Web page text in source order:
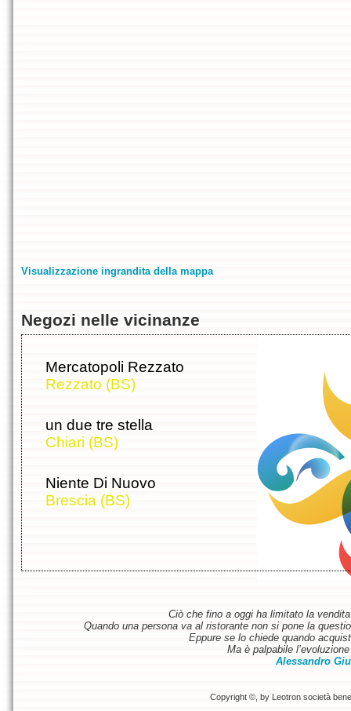
Visualizzazione ingrandita della mappa
Negozi nelle vicinanze
Mercatopoli Rezzato
Rezzato (BS)
un due tre stella
Chiari (BS)
Niente Di Nuovo
Brescia (BS)
Ciò che fino a oggi ha limitato la
Quando una persona va al ristorante non si pone la
Eppure se lo chiede quando
Ma è palpabile
Alessandro
Copyright ©, by Leotron società